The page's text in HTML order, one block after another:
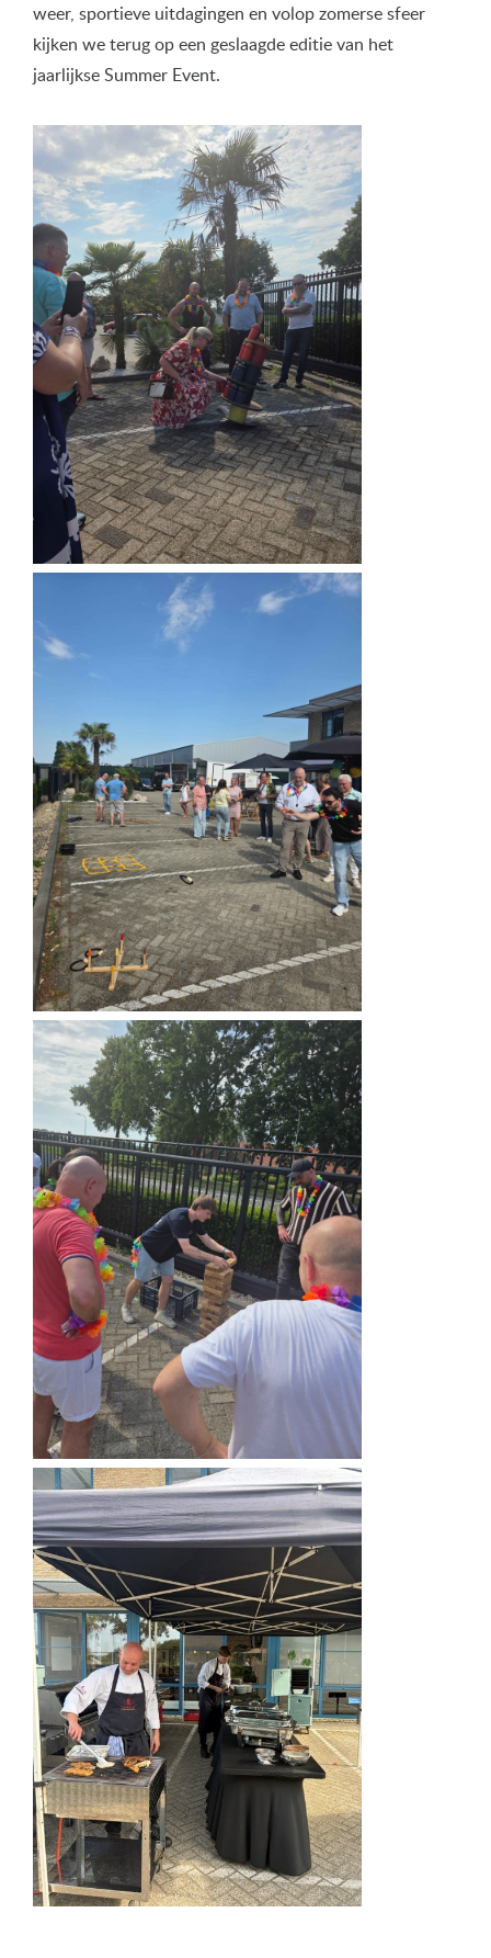
weer, sportieve uitdagingen en volop zomerse sfeer
kijken we terug op een geslaagde editie van het
jaarlijkse Summer Event.